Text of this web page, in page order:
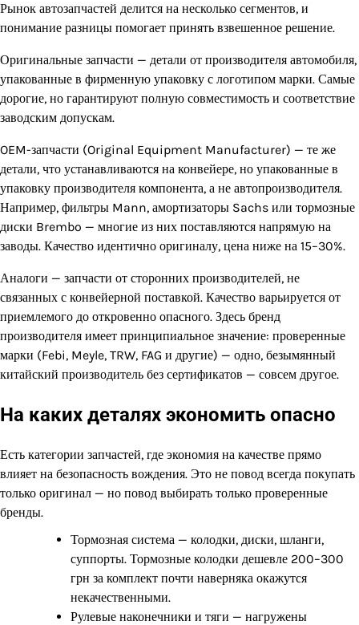
Рынок автозапчастей делится на несколько сегментов, и
понимание разницы помогает принять взвешенное решение.
Оригинальные запчасти — детали от производителя автомобиля,
упакованные в фирменную упаковку с логотипом марки. Самые
дорогие, но гарантируют полную совместимость и соответствие
заводским допускам.
OEM-запчасти (Original Equipment Manufacturer) — те же
детали, что устанавливаются на конвейере, но упакованные в
упаковку производителя компонента, а не автопроизводителя.
Например, фильтры Mann, амортизаторы Sachs или тормозные
диски Brembo — многие из них поставляются напрямую на
заводы. Качество идентично оригиналу, цена ниже на 15–30%.
Аналоги — запчасти от сторонних производителей, не
связанных с конвейерной поставкой. Качество варьируется от
приемлемого до откровенно опасного. Здесь бренд
производителя имеет принципиальное значение: проверенные
марки (Febi, Meyle, TRW, FAG и другие) — одно, безымянный
китайский производитель без сертификатов — совсем другое.
На каких деталях экономить опасно
Есть категории запчастей, где экономия на качестве прямо
влияет на безопасность вождения. Это не повод всегда покупать
только оригинал — но повод выбирать только проверенные
бренды.
Тормозная система — колодки, диски, шланги,
суппорты. Тормозные колодки дешевле 200–300
грн за комплект почти наверняка окажутся
некачественными.
Рулевые наконечники и тяги — нагружены